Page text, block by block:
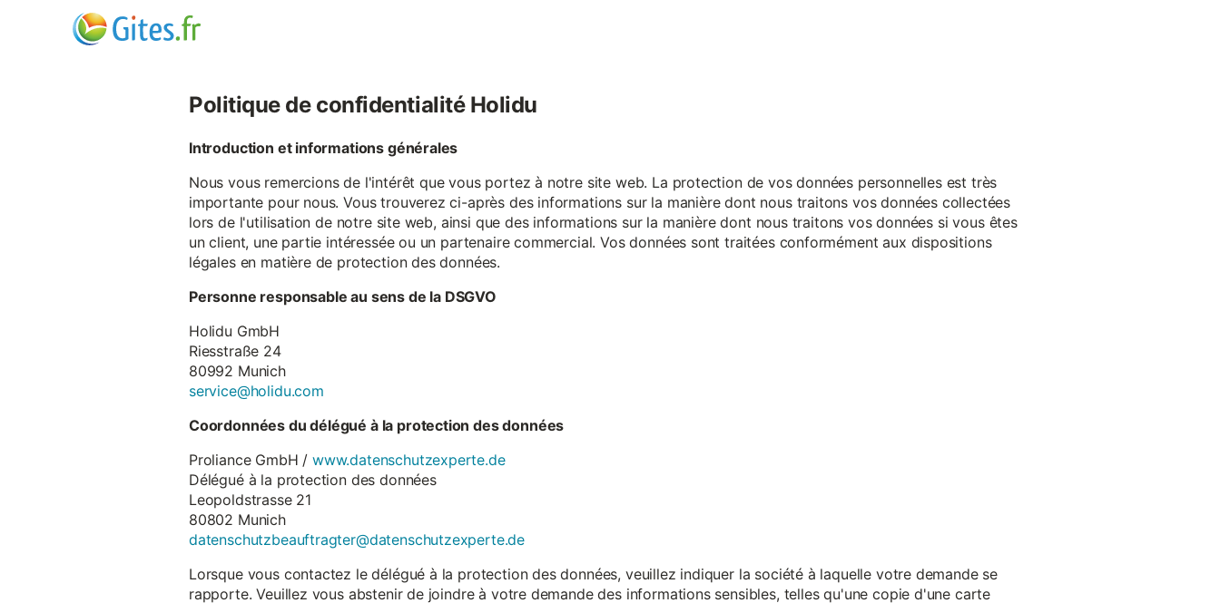
Politique de confidentialité Holidu
Introduction et informations générales
Nous vous remercions de l'intérêt que vous portez à notre site web. La protection de vos données personnelles est très
importante pour nous. Vous trouverez ci-après des informations sur la manière dont nous traitons vos données collectées
lors de l'utilisation de notre site web, ainsi que des informations sur la manière dont nous traitons vos données si vous êtes
un client, une partie intéressée ou un partenaire commercial. Vos données sont traitées conformément aux dispositions
légales en matière de protection des données.
Personne responsable au sens de la DSGVO
Holidu GmbH
Riesstraße 24
80992 Munich
service@holidu.com
Coordonnées du délégué à la protection des données
Proliance GmbH /www.datenschutzexperte.de
Délégué à la protection des données
Leopoldstrasse 21
80802 Munich
datenschutzbeauftragter@datenschutzexperte.de
Lorsque vous contactez le délégué à la protection des données, veuillez indiquer la société à laquelle votre demande se
rapporte. Veuillez vous abstenir de joindre à votre demande des informations sensibles, telles qu'une copie d'une carte